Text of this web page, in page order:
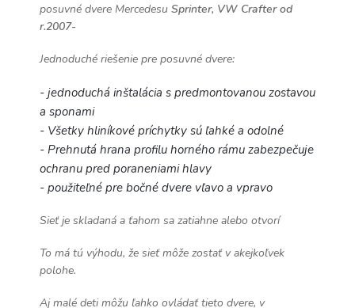
posuvné dvere Mercedesu Sprinter, VW Crafter od
r.2007-
Jednoduché riešenie pre posuvné dvere:
- jednoduchá inštalácia s predmontovanou zostavou
a sponami
- Všetky hliníkové príchytky sú ľahké a odolné
- Prehnutá hrana profilu horného rámu zabezpečuje
ochranu pred poraneniami hlavy
- použiteľné pre bočné dvere vľavo a vpravo
Sieť je skladaná a ťahom sa zatiahne alebo otvorí
To má tú výhodu, že sieť môže zostať v akejkoľvek
polohe.
Aj malé deti môžu ľahko ovládať tieto dvere, v